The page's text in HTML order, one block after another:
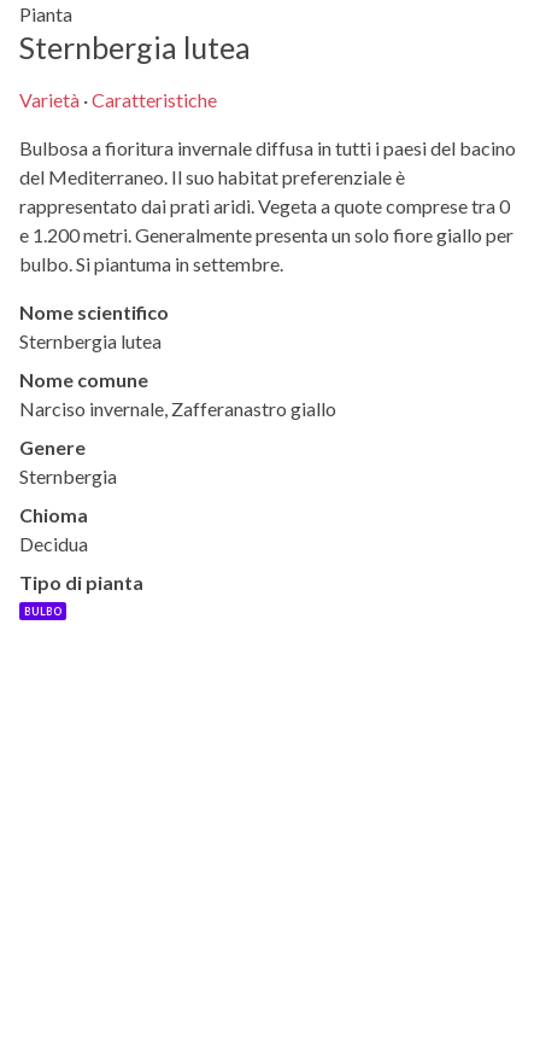
Pianta
Sternbergia lutea
Varietà ·Caratteristiche
Bulbosa a fioritura invernale diffusa in tutti i paesi del bacino
del Mediterraneo. Il suo habitat preferenziale è
rappresentato dai prati aridi. Vegeta a quote comprese tra 0
e 1.200 metri. Generalmente presenta un solo fiore giallo per
bulbo. Si piantuma in settembre.
Nome scientifico
Sternbergia lutea
Nome comune
Narciso invernale, Zafferanastro giallo
Genere
Sternbergia
Chioma
Decidua
Tipo di pianta
BULBO